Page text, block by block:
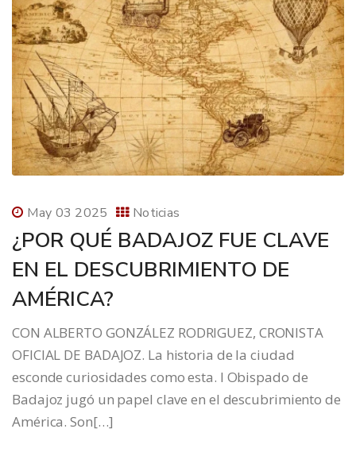
May 03 2025 Noticias
¿POR QUÉ BADAJOZ FUE CLAVE
EN EL DESCUBRIMIENTO DE
AMÉRICA?
CON ALBERTO GONZÁLEZ RODRIGUEZ, CRONISTA
OFICIAL DE BADAJOZ. La historia de la ciudad
esconde curiosidades como esta. l Obispado de
Badajoz jugó un papel clave en el descubrimiento de
América. Son[…]